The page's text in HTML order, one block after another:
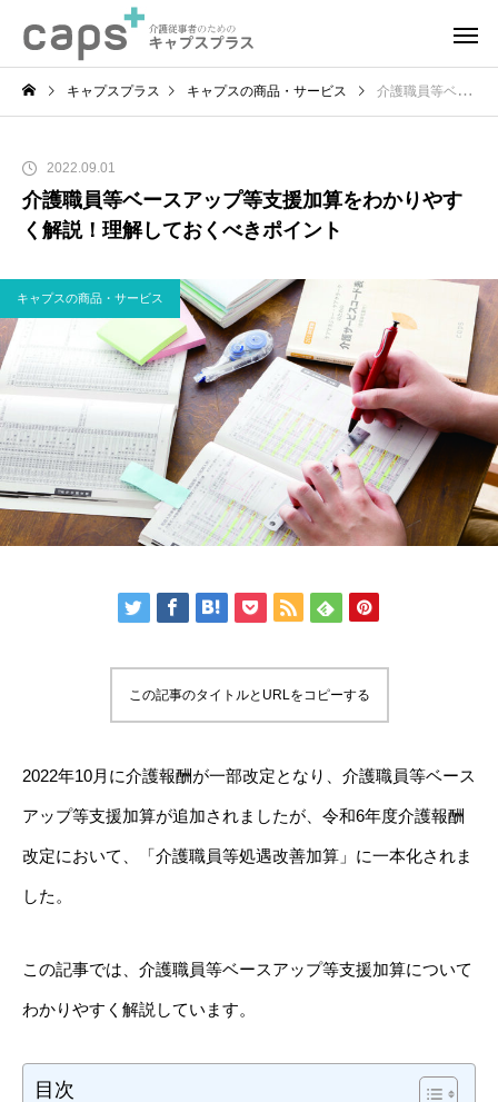
キャプスプラス キャプスの商品・サービス 介護職員等ベースアップ等支援加算をわかりやすく解説！理解しておくべきポイント
2022.09.01
介護職員等ベースアップ等支援加算をわかりやす
く解説！理解しておくべきポイント
キャプスの商品・サービス
この記事のタイトルとURLをコピーする
2022年10月に介護報酬が一部改定となり、介護職員等ベース
アップ等支援加算が追加されましたが、令和6年度介護報酬
改定において、「介護職員等処遇改善加算」に一本化されま
した。
この記事では、介護職員等ベースアップ等支援加算について
わかりやすく解説しています。
目次